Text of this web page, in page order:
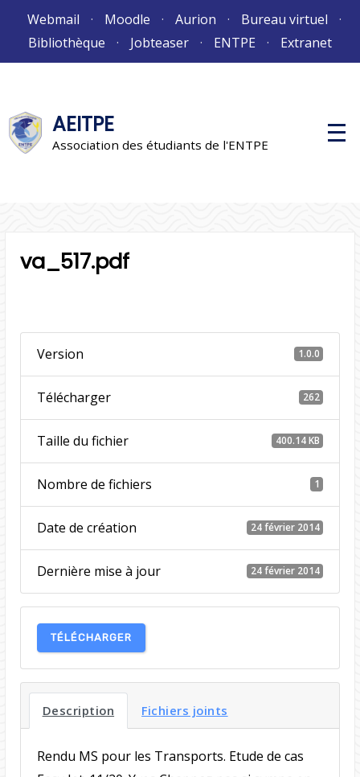
Webmail Moodle Aurion
Bureau virtuel
Bibliothèque
Jobteaser ENTPE Extranet
AEITPE
Association des étudiants de l'ENTPE
M
e
va_517.pdf
Version 1.0.0
Télécharger 262
Taille du fichier 400.14 KB
Nombre de fichiers 1
Date de création 24 février 2014
Dernière mise à jour 24 février 2014
TÉLÉCHARGER
Description Fichiers joints
Rendu MS pour les Transports. Etude de cas